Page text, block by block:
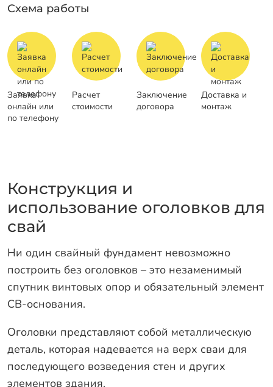
Схема работы
Заявка
онлайн или
по телефону
Расчет
стоимости
Заключение
договора
Доставка и
монтаж
Конструкция и
использование оголовков для
свай
Ни один свайный фундамент невозможно
построить без оголовков – это незаменимый
спутник винтовых опор и обязательный элемент
СВ-основания.
Оголовки представляют собой металлическую
деталь, которая надевается на верх сваи для
последующего возведения стен и других
элементов здания.